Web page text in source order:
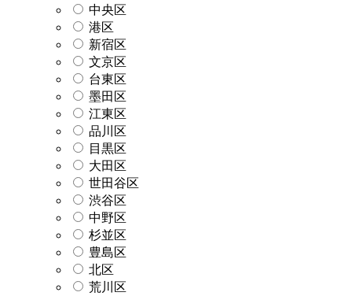
中央区
港区
新宿区
文京区
台東区
墨田区
江東区
品川区
目黒区
大田区
世田谷区
渋谷区
中野区
杉並区
豊島区
北区
荒川区